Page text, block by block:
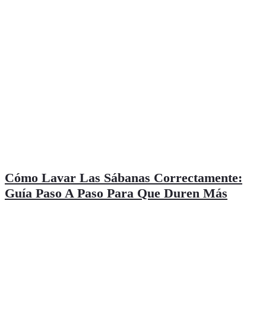
Cómo Lavar Las Sábanas Correctamente:
Guía Paso A Paso Para Que Duren Más